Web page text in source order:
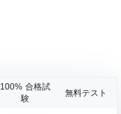
100% 合格試
験
無料テスト